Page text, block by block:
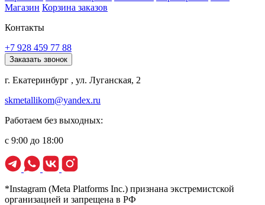
Магазин Корзина заказов
Контакты
+7 928 459 77 88
Заказать звонок
г. Екатеринбург , ул. Луганская, 2
skmetallikom@yandex.ru
Работаем без выходных:
с 9:00 до 18:00
*Instagram (Meta Platforms Inc.) признана экстремистской
организацией и запрещена в РФ